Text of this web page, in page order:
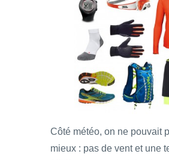
Côté météo, on ne pouvait
mieux : pas de vent et une